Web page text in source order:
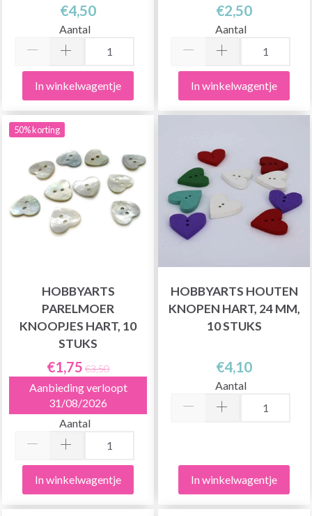
€4,50
Aantal
In winkelwagentje
€2,50
Aantal
In winkelwagentje
50% korting
HOBBYARTS
PARELMOER
KNOOPJES HART, 10
STUKS
€1,75 €3,50
Aanbieding verloopt
31/08/2026
Aantal
In winkelwagentje
HOBBYARTS HOUTEN
KNOPEN HART, 24 MM,
10 STUKS
€4,10
Aantal
In winkelwagentje